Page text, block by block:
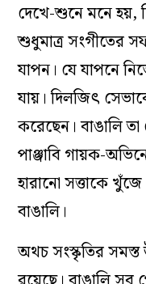
দেখে-শুনে মনে
শুধুমাত্র সংগীতের
যাপন। যে যাপনে
যায়। দিলজিৎ
করেছেন। বাঙালি
পাঞ্জাবি গায়ক-
হারানো সত্তাকে
বাঙালি।
অথচ সংস্কৃতির সমস্ত